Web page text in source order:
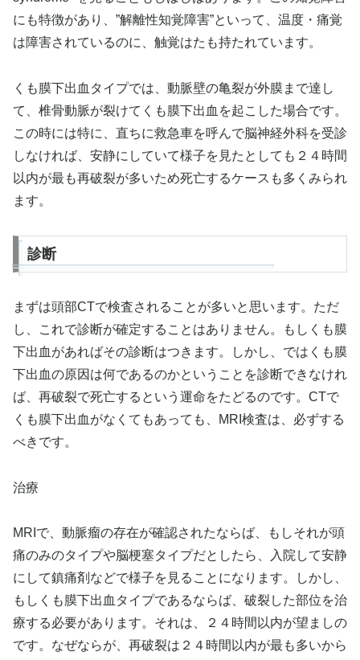
にも特徴があり、”解離性知覚障害”といって、温度・痛覚
は障害されているのに、触覚はたも持たれています。
くも膜下出血タイプでは、動脈壁の亀裂が外膜まで達し
て、椎骨動脈が裂けてくも膜下出血を起こした場合です。
この時には特に、直ちに救急車を呼んで脳神経外科を受診
しなければ、安静にしていて様子を見たとしても２４時間
以内が最も再破裂が多いため死亡するケースも多くみられ
ます。
診断
まずは頭部CTで検査されることが多いと思います。ただ
し、これで診断が確定することはありません。もしくも膜
下出血があればその診断はつきます。しかし、ではくも膜
下出血の原因は何であるのかということを診断できなけれ
ば、再破裂で死亡するという運命をたどるのです。CTで
くも膜下出血がなくてもあっても、MRI検査は、必ずする
べきです。
治療
MRIで、動脈瘤の存在が確認されたならば、もしそれが頭
痛のみのタイプや脳梗塞タイプだとしたら、入院して安静
にして鎮痛剤などで様子を見ることになります。しかし、
もしくも膜下出血タイプであるならば、破裂した部位を治
療する必要があります。それは、２４時間以内が望ましの
です。なぜならが、再破裂は２４時間以内が最も多いから